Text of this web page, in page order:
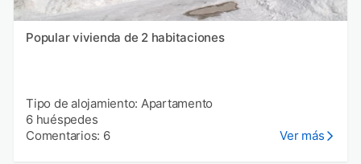
Popular vivienda de 2 habitaciones
Tipo de alojamiento: Apartamento
6 huéspedes
Comentarios: 6
Ver más